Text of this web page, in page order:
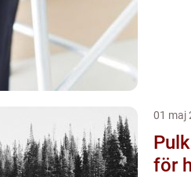
01 maj
för